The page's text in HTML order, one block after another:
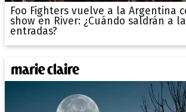
Foo Fighters vuelve a la Argentina
show en River: ¿Cuándo saldrán a
entradas?